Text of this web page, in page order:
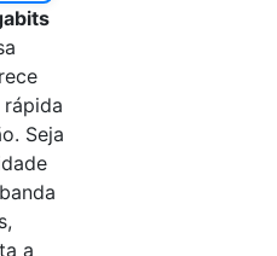
rápida
Seja
a